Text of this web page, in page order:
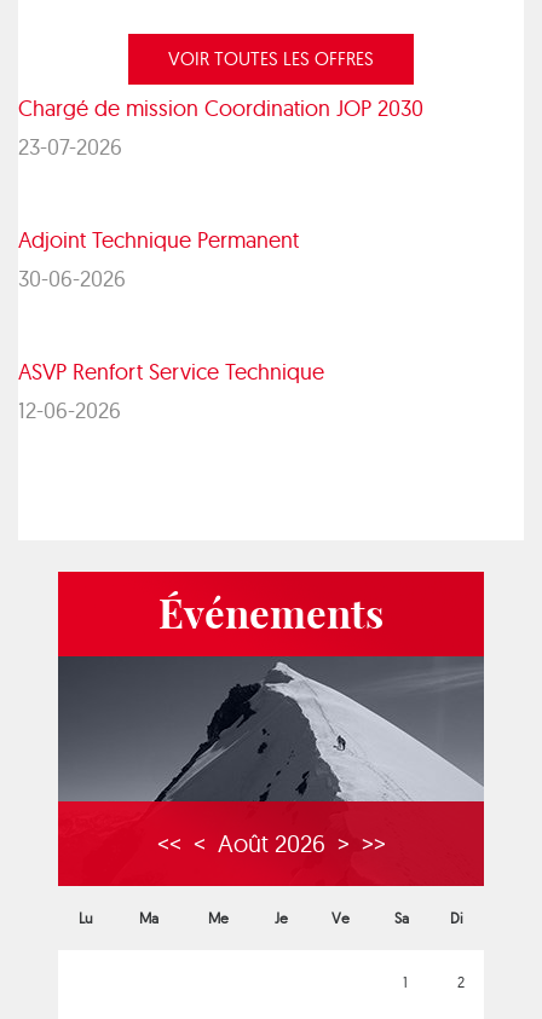
VOIR TOUTES LES OFFRES
Chargé de mission Coordination JOP 2030
23-07-2026
Adjoint Technique Permanent
30-06-2026
ASVP Renfort Service Technique
12-06-2026
Événements
<< < Août 2026 > >>
Lu Ma Me Je Ve Sa Di
1 2